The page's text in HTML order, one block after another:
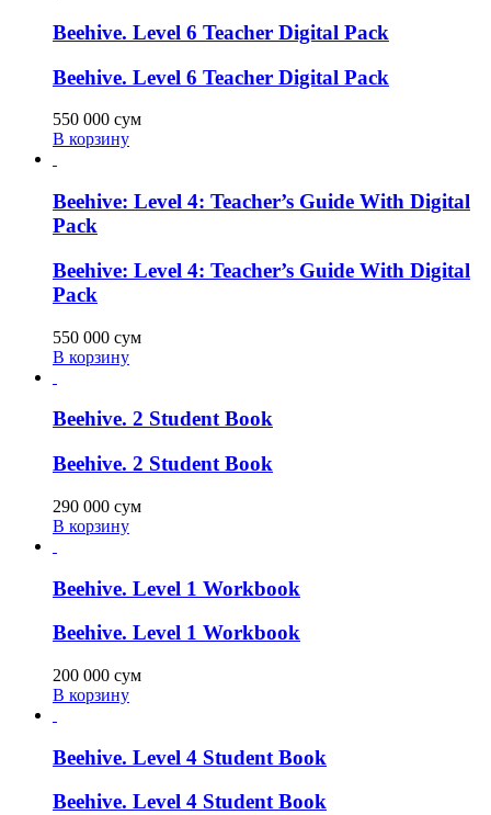
Beehive. Level 6 Teacher Digital Pack
Beehive. Level 6 Teacher Digital Pack
550 000 сум
В корзину
Beehive: Level 4: Teacher’s Guide With Digital
Pack
Beehive: Level 4: Teacher’s Guide With Digital
Pack
550 000 сум
В корзину
Beehive. 2 Student Book
Beehive. 2 Student Book
290 000 сум
В корзину
Beehive. Level 1 Workbook
Beehive. Level 1 Workbook
200 000 сум
В корзину
Beehive. Level 4 Student Book
Beehive. Level 4 Student Book